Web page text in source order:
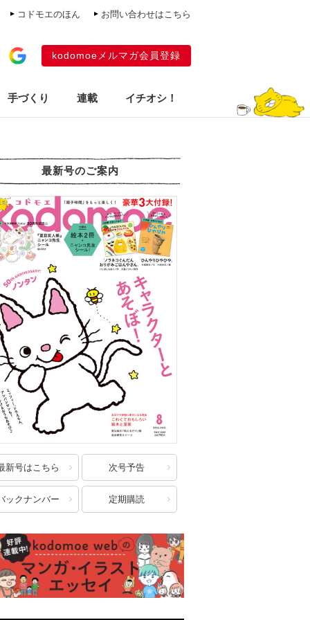
コドモエのほん お問い合わせはこちら
kodomoeメルマガ会員登録
手づくり 連載 イチオシ！
最新号のご案内
新号はこちら 次号予告
ックナンバー 定期購読